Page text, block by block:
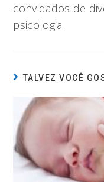
convidados de
psicologia.
TALVEZ VOCÊ